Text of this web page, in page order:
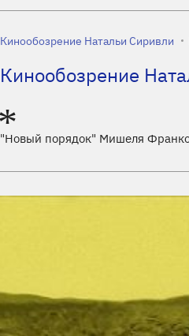
Кинообозрение Натальи Сиривли
Кинообозрение
"Новый порядок" Мишеля